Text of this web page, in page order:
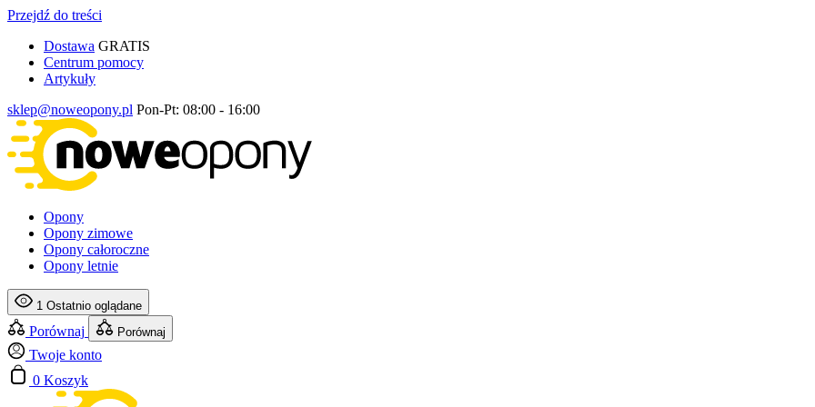
Przejdź do treści
Dostawa GRATIS
Centrum pomocy
Artykuły
sklep@noweopony.pl Pon-Pt: 08:00 - 16:00
Opony
Opony zimowe
Opony całoroczne
Opony letnie
1 Ostatnio oglądane
Porównaj Porównaj
Twoje konto
0 Koszyk